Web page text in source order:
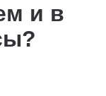
и в